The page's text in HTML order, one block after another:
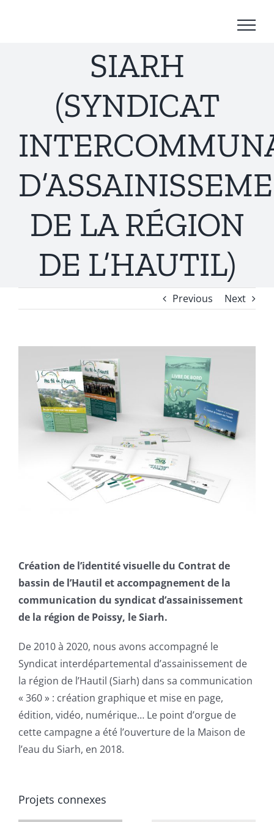
SIARH
(SYNDICAT
DE LA RÉGION
DE L’HAUTIL)
Previous Next
Larger
Image
Création de l’identité visuelle du Contrat de
bassin de l’Hautil et accompagnement de la
communication du syndicat d’assainissement
de la région de Poissy, le Siarh.
De 2010 à 2020, nous avons accompagné le
Syndicat interdépartemental d’assainissement de
la région de l’Hautil (Siarh) dans sa communication
« 360 » : création graphique et mise en page,
édition, vidéo, numérique… Le point d’orgue de
cette campagne a été l’ouverture de la Maison de
l’eau du Siarh, en 2018.
Projets connexes